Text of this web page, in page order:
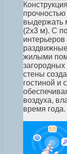
выдержать
(2х3 м). С
жилыми
стены
гостиной и
воздуха,
время года.